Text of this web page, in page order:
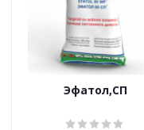
Эфатол,СП